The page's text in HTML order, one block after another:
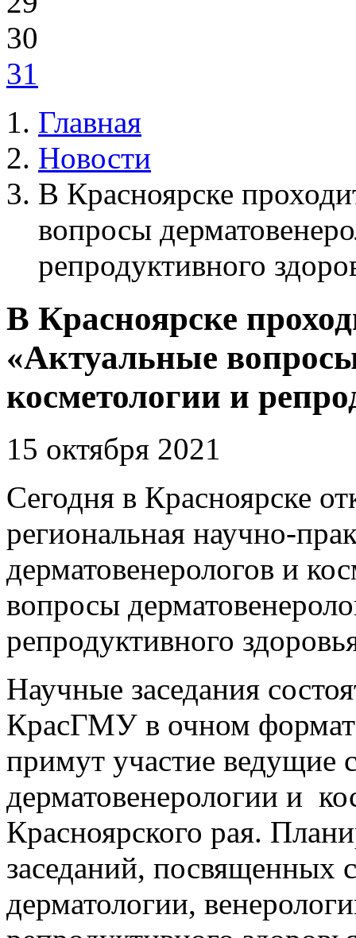
30
31
Главная
Новости
В Красноярске
вопросы
репродуктивного
В Красноярске
«Актуальные
косметологии и
15 октября 2021
Сегодня в Красноярске
региональная научно-
дерматовенерологов и
вопросы
репродуктивного
Научные заседания
КрасГМУ в очном
примут участие ведущие
дерматовенерологии и
Красноярского рая.
заседаний,
дерматологии,